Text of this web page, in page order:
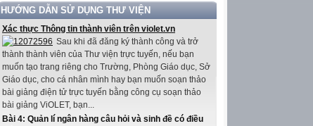
HƯỚNG DẪN SỬ DỤNG THƯ VIỆN
Xác thực Thông tin thành viên trên violet.vn
Sau khi đã đăng ký thành công và trở
thành thành viên của Thư viện trực tuyến, nếu bạn
muốn tạo trang riêng cho Trường, Phòng Giáo dục, Sở
Giáo dục, cho cá nhân mình hay bạn muốn soạn thảo
bài giảng điện tử trực tuyến bằng công cụ soạn thảo
bài giảng ViOLET, bạn...
Bài 4: Quản lí ngân hàng câu hỏi và sinh đề có điều